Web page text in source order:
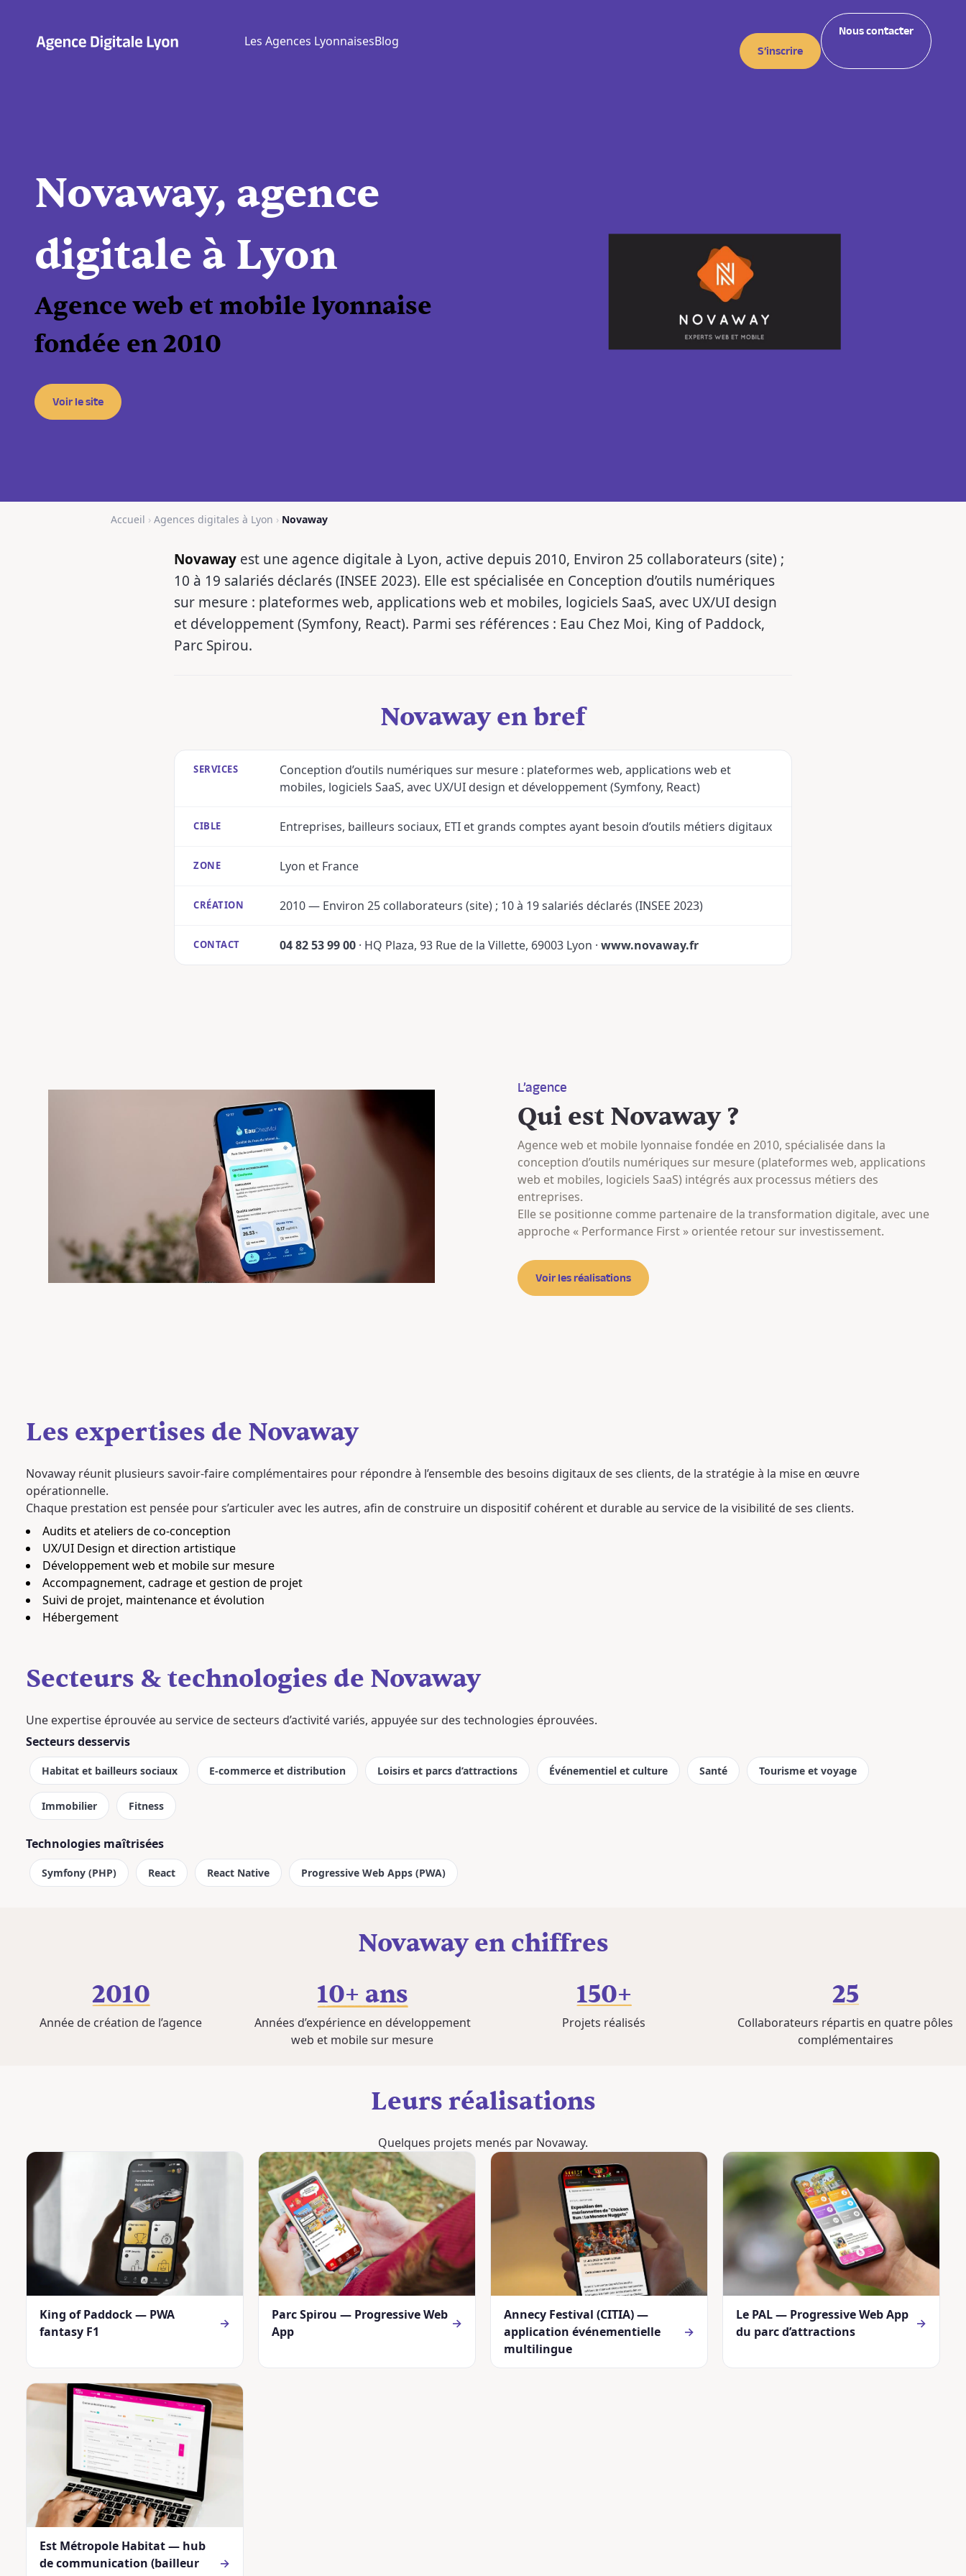
contenu
Les Agences LyonnaisesBlog
S’inscrire
Nous contacter
Novaway, agence
digitale à Lyon
Agence web et mobile lyonnaise
fondée en 2010
Voir le site
Accueil › Agences digitales à Lyon › Novaway
Novaway est une agence digitale à Lyon, active depuis 2010, Environ 25 collaborateurs (site) ;
10 à 19 salariés déclarés (INSEE 2023). Elle est spécialisée en Conception d’outils numériques
sur mesure : plateformes web, applications web et mobiles, logiciels SaaS, avec UX/UI design
et développement (Symfony, React). Parmi ses références : Eau Chez Moi, King of Paddock,
Parc Spirou.
Novaway en bref
SERVICES
Conception d’outils numériques sur mesure : plateformes web, applications web et
mobiles, logiciels SaaS, avec UX/UI design et développement (Symfony, React)
CIBLE Entreprises, bailleurs sociaux, ETI et grands comptes ayant besoin d’outils métiers digitaux
ZONE Lyon et France
CRÉATION 2010 — Environ 25 collaborateurs (site) ; 10 à 19 salariés déclarés (INSEE 2023)
CONTACT 04 82 53 99 00 · HQ Plaza, 93 Rue de la Villette, 69003 Lyon · www.novaway.fr
L’agence
Qui est Novaway ?
Agence web et mobile lyonnaise fondée en 2010, spécialisée dans la
conception d’outils numériques sur mesure (plateformes web, applications
web et mobiles, logiciels SaaS) intégrés aux processus métiers des
entreprises.
Elle se positionne comme partenaire de la transformation digitale, avec une
approche « Performance First » orientée retour sur investissement.
Voir les réalisations
Les expertises de Novaway
Novaway réunit plusieurs savoir-faire complémentaires pour répondre à l’ensemble des besoins digitaux de ses clients, de la stratégie à la mise en œuvre
opérationnelle.
Chaque prestation est pensée pour s’articuler avec les autres, afin de construire un dispositif cohérent et durable au service de la visibilité de ses clients.
Audits et ateliers de co-conception
UX/UI Design et direction artistique
Développement web et mobile sur mesure
Accompagnement, cadrage et gestion de projet
Suivi de projet, maintenance et évolution
Hébergement
Secteurs & technologies de Novaway
Une expertise éprouvée au service de secteurs d’activité variés, appuyée sur des technologies éprouvées.
Secteurs desservis
Habitat et bailleurs sociaux E-commerce et distribution Loisirs et parcs d’attractions Événementiel et culture Santé Tourisme et voyage
Immobilier Fitness
Technologies maîtrisées
Symfony (PHP) React React Native Progressive Web Apps (PWA)
Novaway en chiffres
2010
Année de création de l’agence
10+ ans
Années d’expérience en développement
web et mobile sur mesure
150+
Projets réalisés
25
Collaborateurs répartis en quatre pôles
complémentaires
Leurs réalisations
Quelques projets menés par Novaway.
King of Paddock — PWA
fantasy F1
→
Parc Spirou — Progressive Web
App
→
Annecy Festival (CITIA) —
application événementielle
multilingue
→
Le PAL — Progressive Web App
du parc d’attractions
→
Est Métropole Habitat — hub
de communication (bailleur
→